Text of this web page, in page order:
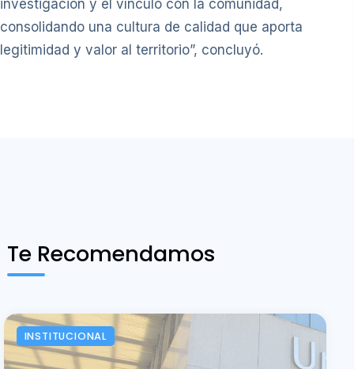
investigación y el vínculo con la comunidad,
consolidando una cultura de calidad que aporta
legitimidad y valor al territorio”, concluyó.
Te Recomendamos
INSTITUCIONAL